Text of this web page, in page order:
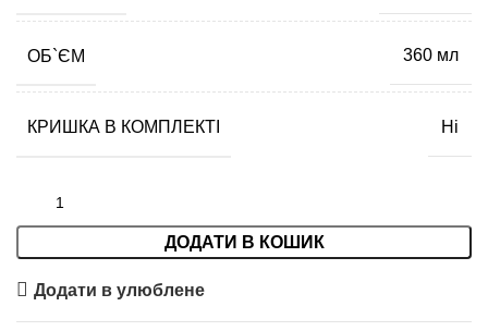
ОБ`ЄМ 360 мл
КРИШКА В КОМПЛЕКТІ Ні
ДОДАТИ В КОШИК
Додати в улюблене